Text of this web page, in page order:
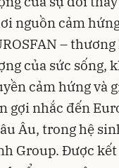
nguồn cảm
–
của sức sống,
cảm hứng và
gợi nhắc đến
Âu, trong hệ
Group. Được